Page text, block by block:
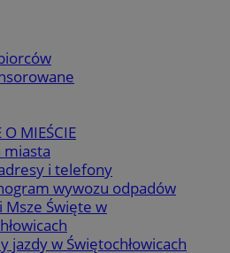
O MIEŚCIE
i telefony
wywozu odpadów
Msze Święte w
jazdy w Świętochłowicach